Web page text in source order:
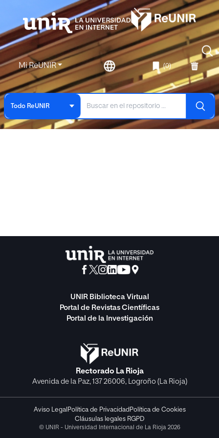
Mi ReUNIR (0)
Todo ReUNIR
UNIR Biblioteca Virtual
Portal de Revistas Científicas
Portal de la Investigación
Rectorado La Rioja
Avenida de la Paz, 137 26006, Logroño (La Rioja)
Aviso Legal Política de Privacidad Política de Cookies
Cláusulas legales RGPD
© UNIR - Universidad Internacional de La Rioja 2026